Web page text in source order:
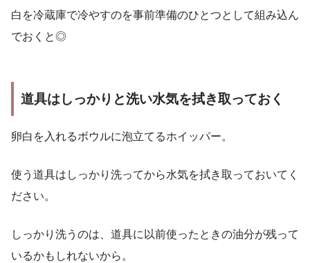
白を冷蔵庫で冷やすのを事前準備のひとつとして組み込ん
でおくと◎
道具はしっかりと洗い水気を拭き取っておく
卵白を入れるボウルに泡立てるホイッパー。
使う道具はしっかり洗ってから水気を拭き取っておいてく
ださい。
しっかり洗うのは、道具に以前使ったときの油分が残って
いるかもしれないから。